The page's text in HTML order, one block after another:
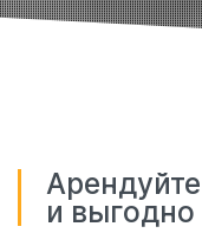
и выгодно